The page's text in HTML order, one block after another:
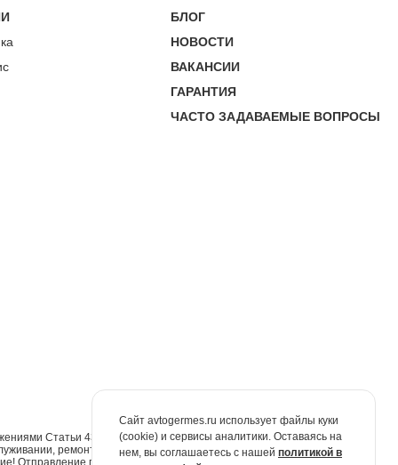
БЛОГ
НОВОСТИ
ВАКАНСИИ
ГАРАНТИЯ
ЧАСТО ЗАДАВАЕМЫЕ ВОПРОСЫ
Статьи 437 Гражданского кодекса Российской Федерации. Для
ремонте и запасных частях обращайтесь в автосалоны
по электронной почте не признаётся юридически
Сайт avtogermes.ru использует файлы куки
(cookie) и сервисы аналитики. Оставаясь на
нем, вы соглашаетесь с нашей политикой в